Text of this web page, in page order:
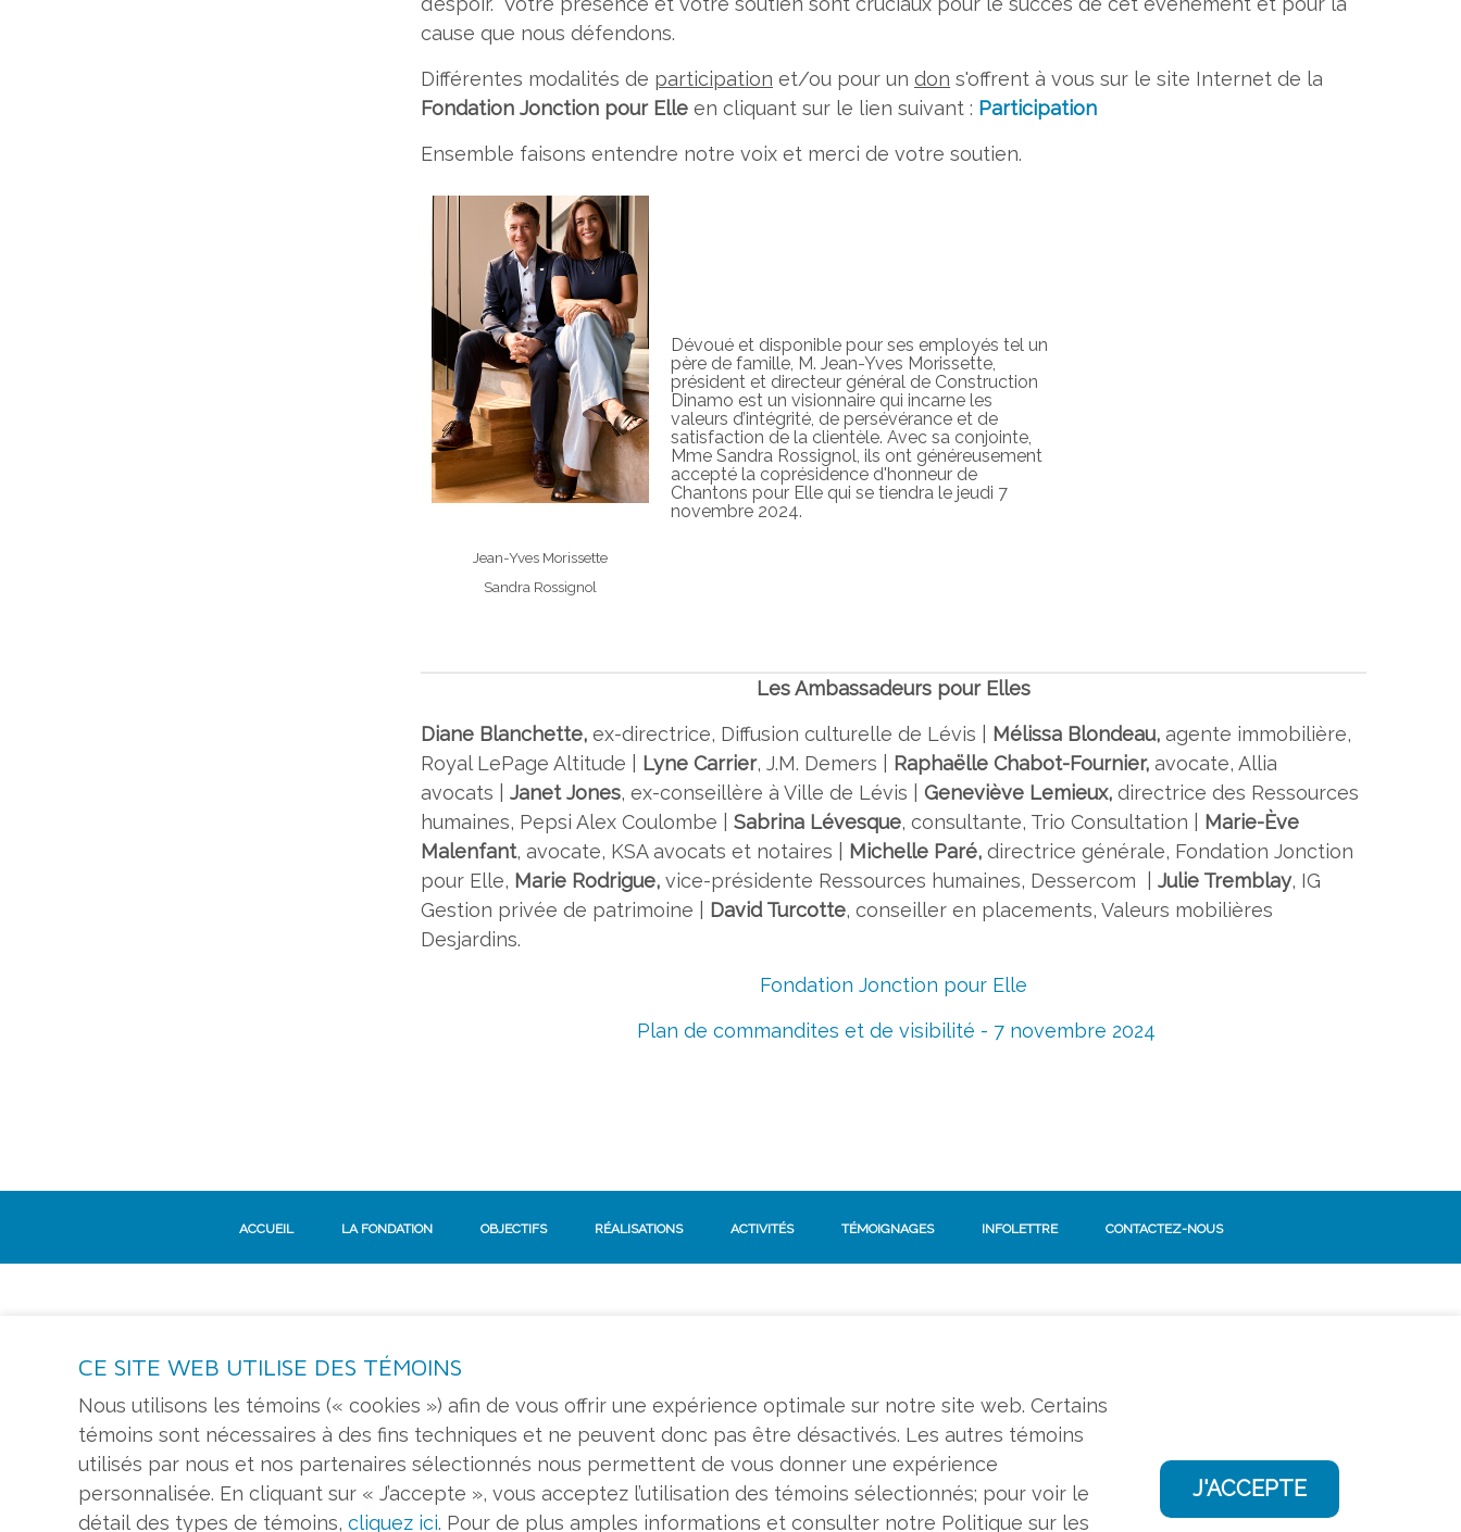
cause que nous défendons.
Différentes modalités de participation et/ou pour un don s'offrent à vous sur le site Internet de la
Fondation Jonction pour Elle en cliquant sur le lien suivant : Participation
Ensemble faisons entendre notre voix et merci de votre soutien.
Jean-Yves Morissette
Sandra Rossignol
Dévoué et disponible pour ses employés tel un
père de famille, M. Jean-Yves Morissette,
président et directeur général de Construction
Dinamo est un visionnaire qui incarne les
valeurs d’intégrité, de persévérance et de
satisfaction de la clientèle. Avec sa conjointe,
Mme Sandra Rossignol, ils ont généreusement
accepté la coprésidence d'honneur de
Chantons pour Elle qui se tiendra le jeudi 7
novembre 2024.
Les Ambassadeurs pour Elles
Diane Blanchette, ex-directrice, Diffusion culturelle de Lévis | Mélissa Blondeau, agente immobilière,
Royal LePage Altitude | Lyne Carrier, J.M. Demers | Raphaëlle Chabot-Fournier, avocate, Allia
avocats | Janet Jones, ex-conseillère à Ville de Lévis | Geneviève Lemieux, directrice des Ressources
humaines, Pepsi Alex Coulombe | Sabrina Lévesque, consultante, Trio Consultation | Marie-Ève
Malenfant, avocate, KSA avocats et notaires | Michelle Paré, directrice générale, Fondation Jonction
pour Elle, Marie Rodrigue, vice-présidente Ressources humaines, Dessercom | Julie Tremblay, IG
Gestion privée de patrimoine | David Turcotte, conseiller en placements, Valeurs mobilières
Desjardins.
Fondation Jonction pour Elle
Plan de commandites et de visibilité - 7 novembre 2024
ACCUEIL LA FONDATION OBJECTIFS RÉALISATIONS ACTIVITÉS TÉMOIGNAGES INFOLETTRE CONTACTEZ-NOUS
S'ABONNER À L'INFOLETTRE
CE SITE WEB UTILISE DES TÉMOINS
Nous utilisons les témoins (« cookies ») afin de vous offrir une expérience optimale sur notre site web. Certains
témoins sont nécessaires à des fins techniques et ne peuvent donc pas être désactivés. Les autres témoins
utilisés par nous et nos partenaires sélectionnés nous permettent de vous donner une expérience
personnalisée. En cliquant sur « J’accepte », vous acceptez l’utilisation des témoins sélectionnés; pour voir le
détail des types de témoins, cliquez ici. Pour de plus amples informations et consulter notre Politique sur les